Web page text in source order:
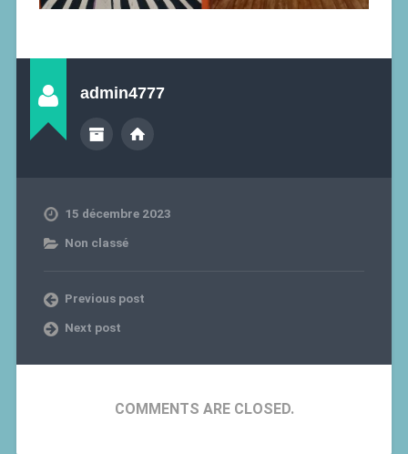
admin4777
15 décembre 2023
Non classé
Previous post
Next post
COMMENTS ARE CLOSED.